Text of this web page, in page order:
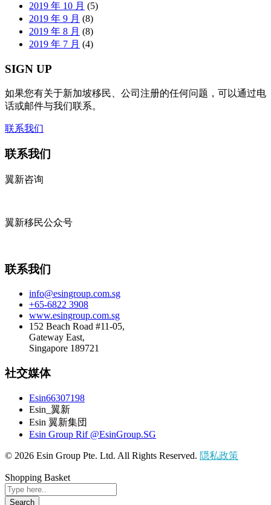
2019 年 10 月 (5)
2019 年 9 月 (8)
2019 年 8 月 (8)
2019 年 7 月 (4)
SIGN UP
如果您有关于新加坡移民、公司注册的任何问题，可以通过电
话或邮件与我们联系。
联系我们
联系我们
翼新咨询
翼新移民公众号
联系我们
info@esingroup.com.sg
+65-6822 3908
www.esingroup.com.sg
152 Beach Road #11-05,
Gateway East,
Singapore 189721
社交媒体
Esin66307198
Esin_翼新
Esin 翼新集団
Esin Group Rif @EsinGroup.SG
© 2026 Esin Group Pte. Ltd. All Rights Reserved. 隠私政策
Shopping Basket